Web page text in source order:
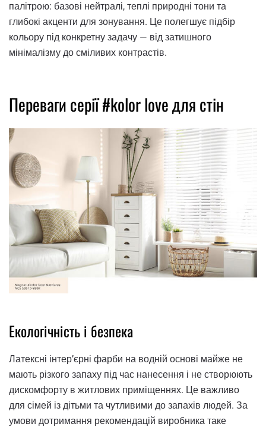
палітрою: базові нейтралі, теплі природні тони та
глибокі акценти для зонування. Це полегшує підбір
кольору під конкретну задачу — від затишного
мінімалізму до сміливих контрастів.
Переваги серії #kolor love для стін
Екологічність і безпека
Латексні інтер’єрні фарби на водній основі майже не
мають різкого запаху під час нанесення і не створюють
дискомфорту в житлових приміщеннях. Це важливо
для сімей із дітьми та чутливими до запахів людей. За
умови дотримання рекомендацій виробника таке